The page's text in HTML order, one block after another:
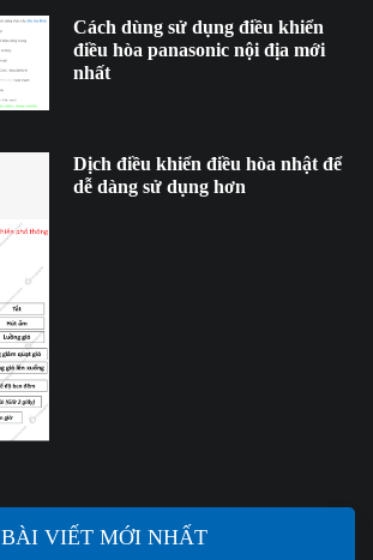
Cách dùng sử dụng điều khiển
điều hòa panasonic nội địa mới
nhất
Dịch điều khiển điều hòa nhật để
dễ dàng sử dụng hơn
BÀI VIẾT MỚI NHẤT